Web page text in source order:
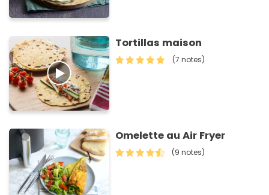
Tortillas maison
(7 notes)
Omelette au Air Fryer
(9 notes)